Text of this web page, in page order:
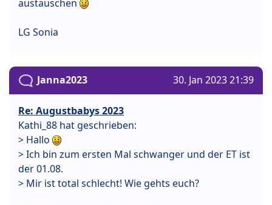
austauschen
LG Sonia
Janna2023 30. Jan 2023 21:39
Re: Augustbabys 2023
Kathi_88 hat geschrieben:
> Hallo
> Ich bin zum ersten Mal schwanger und der ET ist
der 01.08.
> Mir ist total schlecht! Wie gehts euch?